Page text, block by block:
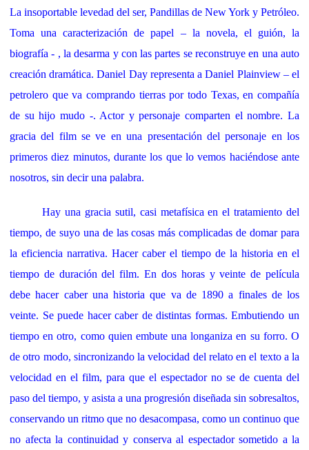
La insoportable levedad del ser, Pandillas de New York y Petróleo.
Toma una caracterización de papel – la novela, el guión, la
biografía - , la desarma y con las partes se reconstruye en una auto
creación dramática. Daniel Day representa a Daniel Plainview – el
petrolero que va comprando tierras por todo Texas, en compañía
de su hijo mudo -. Actor y personaje comparten el nombre. La
gracia del film se ve en una presentación del personaje en los
primeros diez minutos, durante los que lo vemos haciéndose ante
nosotros, sin decir una palabra.
Hay una gracia sutil, casi metafísica en el tratamiento del
tiempo, de suyo una de las cosas más complicadas de domar para
la eficiencia narrativa. Hacer caber el tiempo de la historia en el
tiempo de duración del film. En dos horas y veinte de película
debe hacer caber una historia que va de 1890 a finales de los
veinte. Se puede hacer caber de distintas formas. Embutiendo un
tiempo en otro, como quien embute una longaniza en su forro. O
de otro modo, sincronizando la velocidad del relato en el texto a la
velocidad en el film, para que el espectador no se de cuenta del
paso del tiempo, y asista a una progresión diseñada sin sobresaltos,
conservando un ritmo que no desacompasa, como un continuo que
no afecta la continuidad y conserva al espectador sometido a la